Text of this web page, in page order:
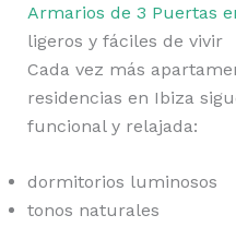
Armarios de 3 Puertas
ligeros y fáciles de vivir
Cada vez más
residencias en Ibiza
funcional y relajada:
dormitorios luminosos
tonos naturales